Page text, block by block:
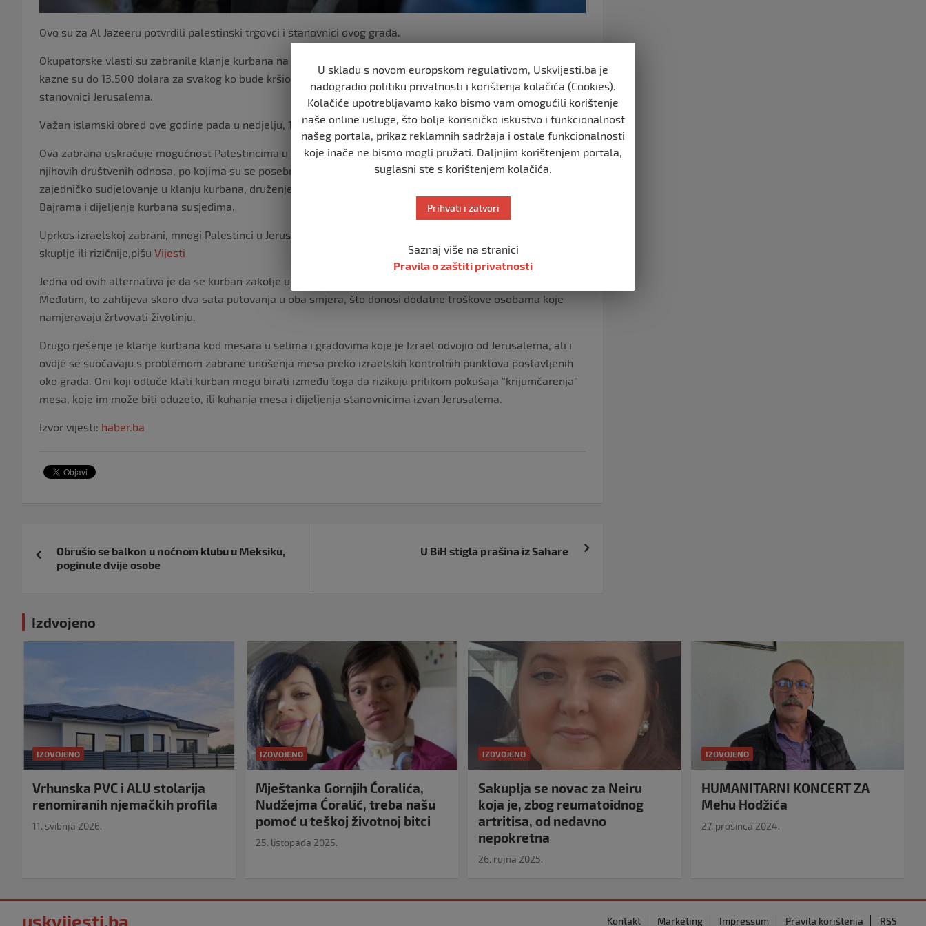
Ovo su za Al Jazeeru potvrdili palestinski trgovci i stanovnici ovog grada.
Okupatorske vlasti su zabranile klanje kurbana na seoskim domaćinstvima ili u kućama unutar grada, a
kazne su do 13.500 dolara za svakog ko bude kršio zabranu i prijete oduzimanjem žrtve, kako su to naveli
stanovnici Jerusalema.
Važan islamski obred ove godine pada u nedjelju, 16. juna.
Ova zabrana uskraćuje mogućnost Palestincima u Jerusalemu da prakticiraju svoje običaje koji su temelj
njihovih društvenih odnosa, po kojima su se posebno isticali stanovnici ovoga grada. Neki od tih običaja su
zajedničko sudjelovanje u klanju kurbana, druženje uz jela pripremljena od kurbanskog mesa u danima
Bajrama i dijeljenje kurbana susjedima.
Uprkos izraelskoj zabrani, mnogi Palestinci u Jerusalemu pribjegavaju alternativama, bez obzira što su
skuplje ili rizičnije,pišu Vijesti
Jedna od ovih alternativa je da se kurban zakolje u klaonici u selu Deir al-Assad u sjevernoj Palestini.
Međutim, to zahtijeva skoro dva sata putovanja u oba smjera, što donosi dodatne troškove osobama koje
namjeravaju žrtvovati životinju.
Drugo rješenje je klanje kurbana kod mesara u selima i gradovima koje je Izrael odvojio od Jerusalema, ali i
ovdje se suočavaju s problemom zabrane unošenja mesa preko izraelskih kontrolnih punktova postavljenih
oko grada. Oni koji odluče klati kurban mogu birati između toga da rizikuju prilikom pokušaja ”krijumčarenja”
mesa, koje im može biti oduzeto, ili kuhanja mesa i dijeljenja stanovnicima izvan Jerusalema.
Izvor vijesti: haber.ba
objava
Obrušio se balkon u noćnom klubu u Meksiku,
poginule dvije osobe
U BiH stigla prašina iz Sahare
Izdvojeno
IZDVOJENO
Vrhunska PVC i ALU stolarija
renomiranih njemačkih profila
11. svibnja 2026.
IZDVOJENO
Mještanka Gornjih Ćoralića,
Nudžejma Ćoralić, treba našu
pomoć u teškoj životnoj bitci
25. listopada 2025.
IZDVOJENO
Sakuplja se novac za Neiru
koja je, zbog reumatoidnog
artritisa, od nedavno
nepokretna
26. rujna 2025.
IZDVOJENO
HUMANITARNI KONCERT ZA
Mehu Hodžića
27. prosinca 2024.
uskvijesti.ba Kontakt Marketing Impressum Pravila korištenja RSS
U skladu s novom europskom regulativom, Uskvijesti.ba je
nadogradio politiku privatnosti i korištenja kolačića (Cookies).
Kolačiće upotrebljavamo kako bismo vam omogućili korištenje
naše online usluge, što bolje korisničko iskustvo i funkcionalnost
našeg portala, prikaz reklamnih sadržaja i ostale funkcionalnosti
koje inače ne bismo mogli pružati. Daljnjim korištenjem portala,
suglasni ste s korištenjem kolačića.
Prihvati i zatvori
Saznaj više na stranici
Pravila o zaštiti privatnosti